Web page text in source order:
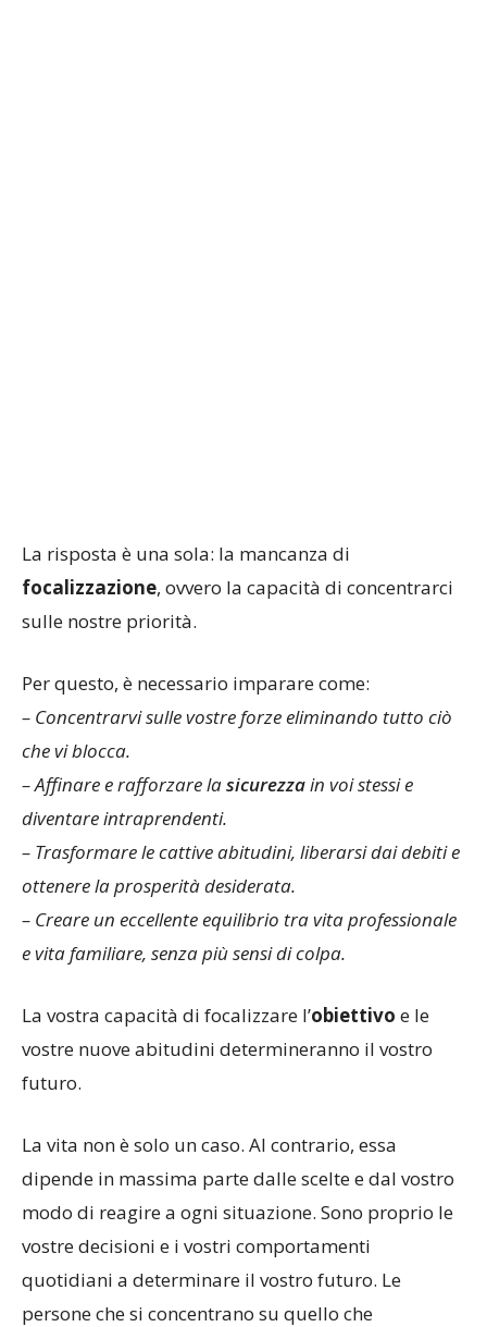
La risposta è una sola: la mancanza di
focalizzazione, ovvero la capacità di concentrarci
sulle nostre priorità.
Per questo, è necessario imparare come:
– Concentrarvi sulle vostre forze eliminando tutto ciò
che vi blocca.
– Affinare e rafforzare lasicurezzain voi stessi e
diventare intraprendenti.
– Trasformare le cattive abitudini, liberarsi dai debiti e
ottenere la prosperità desiderata.
– Creare un eccellente equilibrio tra vita professionale
e vita familiare, senza più sensi di colpa.
La vostra capacità di focalizzare l’obiettivo e le
vostre nuove abitudini determineranno il vostro
futuro.
La vita non è solo un caso. Al contrario, essa
dipende in massima parte dalle scelte e dal vostro
modo di reagire a ogni situazione. Sono proprio le
vostre decisioni e i vostri comportamenti
quotidiani a determinare il vostro futuro. Le
persone che si concentrano su quello che